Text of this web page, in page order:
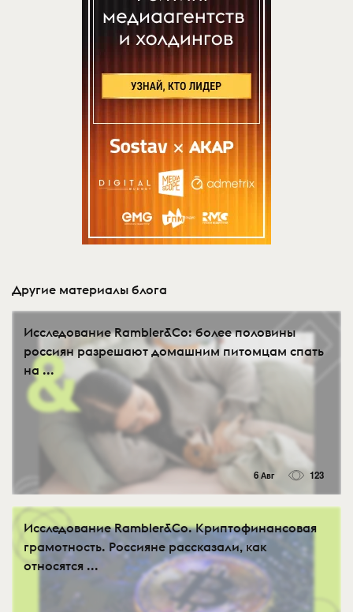
Другие материалы блога
Исследование Rambler&Co: более половины
россиян разрешают домашним питомцам спать
на ...
6 Авг 123
Исследование Rambler&Co. Криптофинансовая
грамотность. Россияне рассказали, как
относятся ...